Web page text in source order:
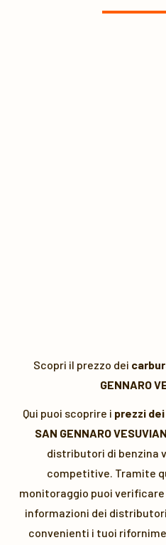
Scopri il prezzo dei
GENNARO
Qui puoi scoprire i prezzi
SAN GENNARO
distributori di benzina
competitive. Tramite
monitoraggio puoi
informazioni dei
convenienti i tuoi